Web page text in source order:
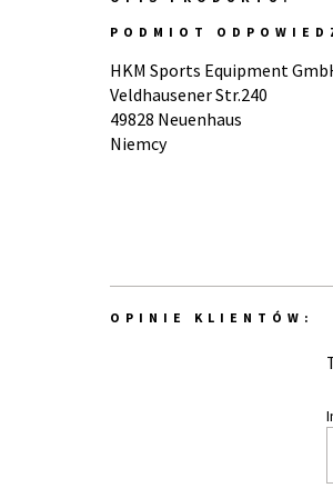
PODMIOT
HKM Sports Equipment
Veldhausener Str.240
49828 Neuenhaus
Niemcy
OPINIE KLIENTÓW: